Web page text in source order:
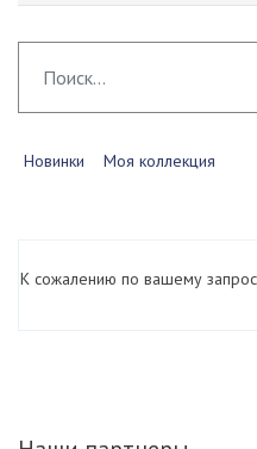
Новинки Моя коллекция
К сожалению по вашему